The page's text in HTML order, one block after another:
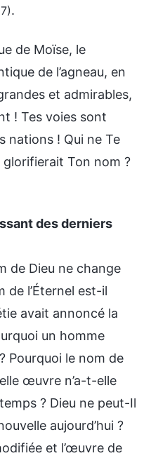
.
de Moïse, le
de l’agneau, en
et admirables,
! Tes voies sont
nations ! Qui ne Te
Ton nom ?
des derniers
de Dieu ne change
de l’Éternel est-il
avait annoncé la
un homme
Pourquoi le nom de
œuvre n’a-t-elle
? Dieu ne peut-Il
aujourd’hui ?
et l’œuvre de